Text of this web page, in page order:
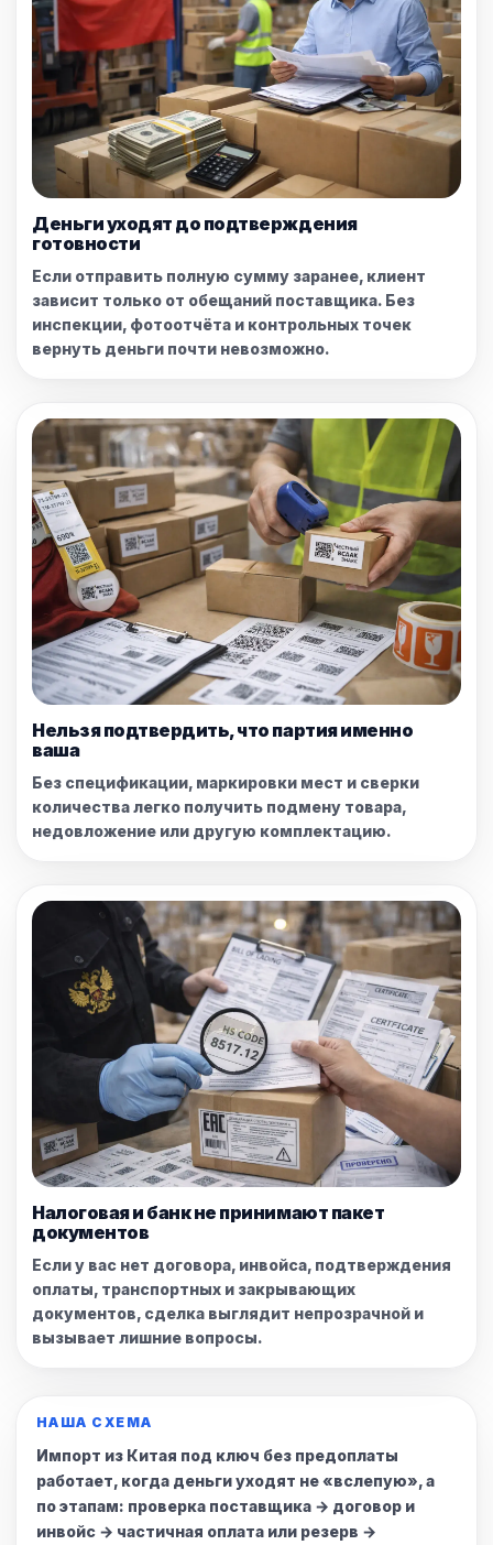
Деньги уходят до подтверждения
готовности
Если отправить полную сумму заранее, клиент
зависит только от обещаний поставщика. Без
инспекции, фотоотчёта и контрольных точек
вернуть деньги почти невозможно.
Нельзя подтвердить, что партия именно
ваша
Без спецификации, маркировки мест и сверки
количества легко получить подмену товара,
недовложение или другую комплектацию.
Налоговая и банк не принимают пакет
документов
Если у вас нет договора, инвойса, подтверждения
оплаты, транспортных и закрывающих
документов, сделка выглядит непрозрачной и
вызывает лишние вопросы.
НАША СХЕМА
Импорт из Китая под ключ без предоплаты
работает, когда деньги уходят не «вслепую», а
по этапам: проверка поставщика → договор и
инвойс → частичная оплата или резерв →